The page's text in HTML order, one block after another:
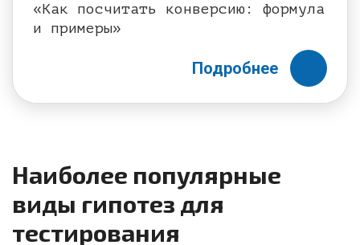
«Как посчитать конверсию: формула
и примеры»
Подробнее
Наиболее популярные
виды гипотез для
тестирования